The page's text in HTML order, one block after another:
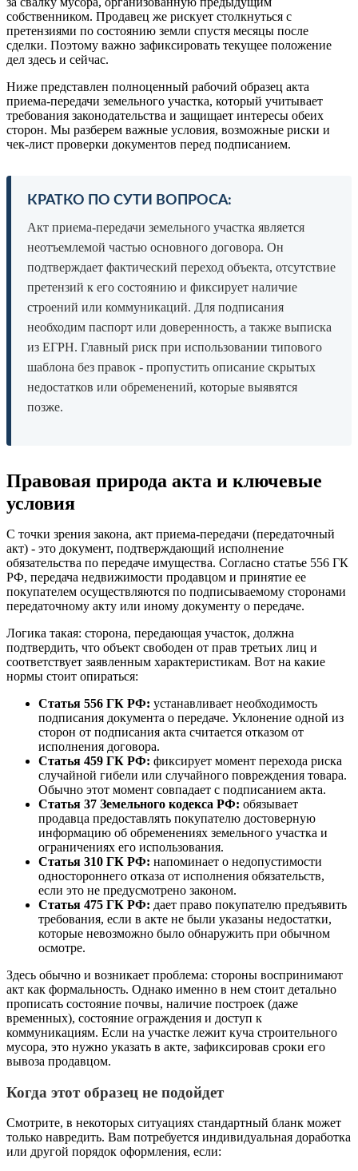
собственником. Продавец же рискует столкнуться с
претензиями по состоянию земли спустя месяцы после
сделки. Поэтому важно зафиксировать текущее положение
дел здесь и сейчас.
Ниже представлен полноценный рабочий образец акта
приема-передачи земельного участка, который учитывает
требования законодательства и защищает интересы обеих
сторон. Мы разберем важные условия, возможные риски и
чек-лист проверки документов перед подписанием.
КРАТКО ПО СУТИ ВОПРОСА:
Акт приема-передачи земельного участка является
неотъемлемой частью основного договора. Он
подтверждает фактический переход объекта, отсутствие
претензий к его состоянию и фиксирует наличие
строений или коммуникаций. Для подписания
необходим паспорт или доверенность, а также выписка
из ЕГРН. Главный риск при использовании типового
шаблона без правок - пропустить описание скрытых
недостатков или обременений, которые выявятся
позже.
Правовая природа акта и ключевые
условия
С точки зрения закона, акт приема-передачи (передаточный
акт) - это документ, подтверждающий исполнение
обязательства по передаче имущества. Согласно статье 556 ГК
РФ, передача недвижимости продавцом и принятие ее
покупателем осуществляются по подписываемому сторонами
передаточному акту или иному документу о передаче.
Логика такая: сторона, передающая участок, должна
подтвердить, что объект свободен от прав третьих лиц и
соответствует заявленным характеристикам. Вот на какие
нормы стоит опираться:
Статья 556 ГК РФ: устанавливает необходимость
подписания документа о передаче. Уклонение одной из
сторон от подписания акта считается отказом от
исполнения договора.
Статья 459 ГК РФ: фиксирует момент перехода риска
случайной гибели или случайного повреждения товара.
Обычно этот момент совпадает с подписанием акта.
Статья 37 Земельного кодекса РФ: обязывает
продавца предоставлять покупателю достоверную
информацию об обременениях земельного участка и
ограничениях его использования.
Статья 310 ГК РФ: напоминает о недопустимости
одностороннего отказа от исполнения обязательств,
если это не предусмотрено законом.
Статья 475 ГК РФ: дает право покупателю предъявить
требования, если в акте не были указаны недостатки,
которые невозможно было обнаружить при обычном
осмотре.
Здесь обычно и возникает проблема: стороны воспринимают
акт как формальность. Однако именно в нем стоит детально
прописать состояние почвы, наличие построек (даже
временных), состояние ограждения и доступ к
коммуникациям. Если на участке лежит куча строительного
мусора, это нужно указать в акте, зафиксировав сроки его
вывоза продавцом.
Когда этот образец не подойдет
Смотрите, в некоторых ситуациях стандартный бланк может
только навредить. Вам потребуется индивидуальная доработка
или другой порядок оформления, если: